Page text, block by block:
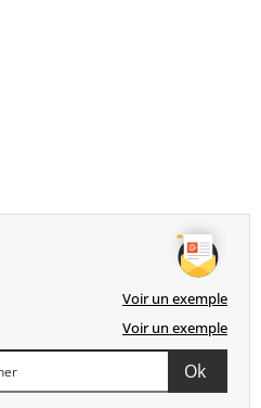
Voir un exemple
Voir un exemple